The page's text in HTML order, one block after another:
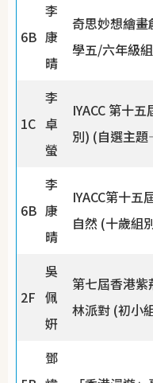
6B
李
康
晴
奇思妙想繪
學五/六年級組
1C
李
卓
螢
IYACC 第十
別) (自選主
6B
李
康
晴
IYACC第十五
自然 (十歲組
2F
吳
佩
姸
第七屆香港
林派對 (初小
鄧